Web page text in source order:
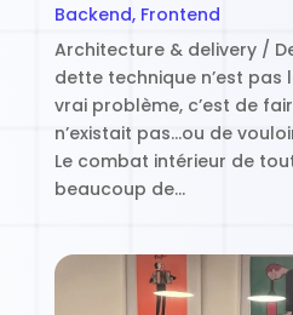
Backend, Frontend
Architecture & delivery /
dette technique n’est pas
vrai problème, c’est de
n’existait pas…ou de
Le combat intérieur de
beaucoup de…